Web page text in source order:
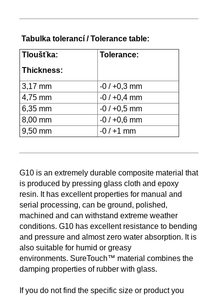
Tabulka tolerancí / Tolerance table:
Tloušťka:
Thickness:
Tolerance:
3,17 mm
-0 / +0,3 mm
4,75 mm
-0 / +0,4 mm
6,35 mm
-0 / +0,5 mm
8,00 mm
-0 / +0,6 mm
9,50 mm
-0 / +1 mm
G10 is an extremely durable composite material that
is produced by pressing glass cloth and epoxy
resin. It has excellent properties for manual and
serial processing, can be ground, polished,
machined and can withstand extreme weather
conditions. G10 has excellent resistance to bending
and pressure and almost zero water absorption. It is
also suitable for humid or greasy
environments. SureTouch™ material combines the
damping properties of rubber with glass.
If you do not find the specific size or product you